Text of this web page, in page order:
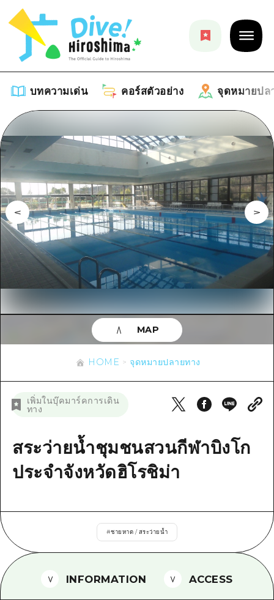
บทความเด่น คอร์สตัวอย่าง จุดหมายปล
บทความเด่น
รายการ
คำแนะนำ
ศิลปะ
งานอีเว้นท์ / เทศกาล
อาหารรสเลิศ / สุรา
ช้อปปิ้ง
กีฬา
สถานบันเทิงยามค่ำคืน
มาตรฐาน
ประวัติศาสตร์ / วัฒนธรรม
ธรรมชาติ
คอร์สตัวอย่าง
รายการ
คู่มือ Dive! Hiroshima
ฮิโรชิม่า โมชิ โมชิ ทราเวล
บริเวณรอบเมืองฮิโรชิม่า
อากิ
บิงโก
บริเวณรอบๆ มิยาจิมะ
จุดหมายปลายทาง
รายการ
บริเวณรอบเมืองฮิโรชิม่า
อากิ
บิงโก
บิโฮคุ
เกโฮคุ
จังหวัดเอฮิเมะ
ชิมาเนะ
อีเว้นท์
ข้อมูลตามฤดูกาล
ข้อมูลที่เป็นประโยชน์
รายการ
เข้าถึงเข้าถึง
สรุปการจราจรรอง
ตั๋วเที่ยวคุ้มค่าตั๋วเที่ยวคุ้มค่า
บริการรับฝากและจัดส่งสัมภาระ
TRAVELPAL International
ข่าว
HOME จุดหมายปลายทาง
เพิ่มในบุ๊คมาร์คการเดิน
ทาง
สระว่ายน้ำชุมชนสวนกีฬาบิงโก
ประจำจังหวัดฮิโรชิม่า
#ชายหาด / สระว่ายน้ำ
MAP
INFORMATION ACCESS